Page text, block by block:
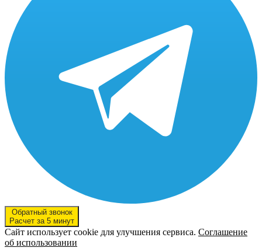
Обратный звонок
Расчет за 5 минут
Сайт использует cookie для улучшения сервиса. Соглашение
об использовании